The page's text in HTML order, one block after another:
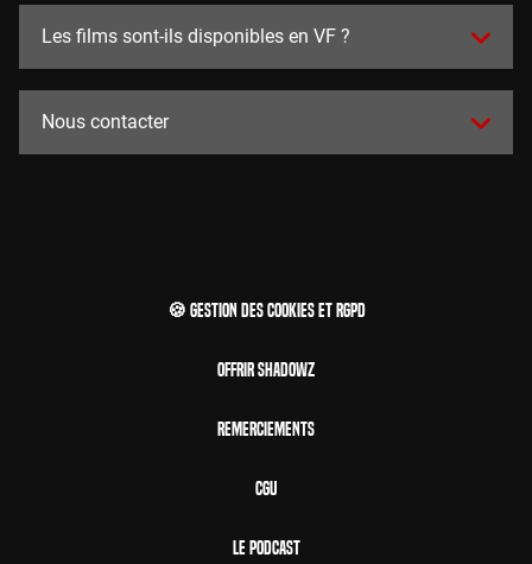
Les films sont-ils disponibles en VF ?
Nous contacter
🍪 Gestion des cookies et RGPD
Offrir Shadowz
Remerciements
CGU
Le Podcast